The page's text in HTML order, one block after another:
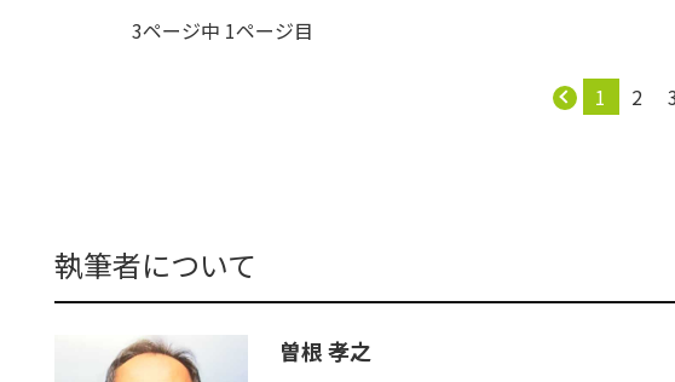
3ページ中 1ページ目
1 2
執筆者について
曽根 孝之